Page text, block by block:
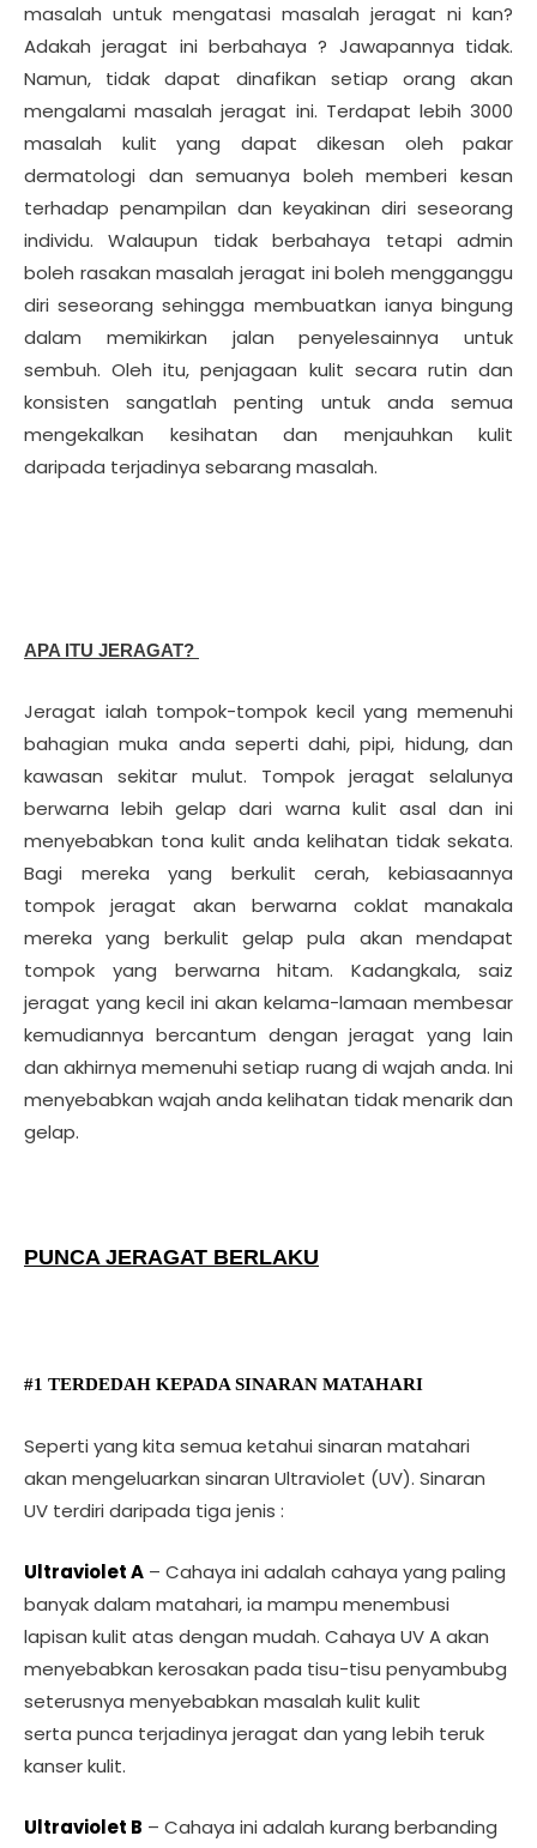
masalah untuk mengatasi masalah jeragat ni kan?
Adakah jeragat ini berbahaya ? Jawapannya tidak.
Namun, tidak dapat dinafikan setiap orang akan
mengalami masalah jeragat ini. Terdapat lebih 3000
masalah kulit yang dapat dikesan oleh pakar
dermatologi dan semuanya boleh memberi kesan
terhadap penampilan dan keyakinan diri seseorang
individu. Walaupun tidak berbahaya tetapi admin
boleh rasakan masalah jeragat ini boleh mengganggu
diri seseorang sehingga membuatkan ianya bingung
dalam memikirkan jalan penyelesainnya untuk
sembuh. Oleh itu, penjagaan kulit secara rutin dan
konsisten sangatlah penting untuk anda semua
mengekalkan kesihatan dan menjauhkan kulit
daripada terjadinya sebarang masalah.
APA ITU JERAGAT?
Jeragat ialah tompok-tompok kecil yang memenuhi
bahagian muka anda seperti dahi, pipi, hidung, dan
kawasan sekitar mulut. Tompok jeragat selalunya
berwarna lebih gelap dari warna kulit asal dan ini
menyebabkan tona kulit anda kelihatan tidak sekata.
Bagi mereka yang berkulit cerah, kebiasaannya
tompok jeragat akan berwarna coklat manakala
mereka yang berkulit gelap pula akan mendapat
tompok yang berwarna hitam. Kadangkala, saiz
jeragat yang kecil ini akan kelama-lamaan membesar
kemudiannya bercantum dengan jeragat yang lain
dan akhirnya memenuhi setiap ruang di wajah anda. Ini
menyebabkan wajah anda kelihatan tidak menarik dan
gelap.
PUNCA JERAGAT BERLAKU
#1 TERDEDAH KEPADA SINARAN MATAHARI
Seperti yang kita semua ketahui sinaran matahari
akan mengeluarkan sinaran Ultraviolet (UV). Sinaran
UV terdiri daripada tiga jenis :
Ultraviolet A – Cahaya ini adalah cahaya yang paling
banyak dalam matahari, ia mampu menembusi
lapisan kulit atas dengan mudah. Cahaya UV A akan
menyebabkan kerosakan pada tisu-tisu penyambubg
seterusnya menyebabkan masalah kulit kulit
serta punca terjadinya jeragat dan yang lebih teruk
kanser kulit.
Ultraviolet B – Cahaya ini adalah kurang berbanding